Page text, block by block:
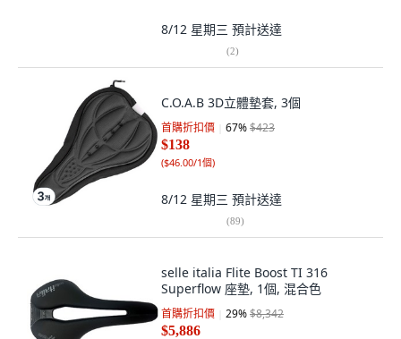
8/12 星期三 預計送達
(2)
C.O.A.B 3D立體墊套, 3個
首購折扣價 67%$423
$138
($46.00/1個)
8/12 星期三 預計送達
(89)
selle italia Flite Boost TI 316
Superflow 座墊, 1個, 混合色
首購折扣價 29%$8,342
$5,886